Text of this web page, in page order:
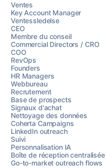
Ventes
Key Account Manager
Ventessledelse
CEO
Membre du conseil
Commercial Directors / CRO
COO
RevOps
Founders
HR Managers
Webbureau
Recrutement
Base de prospects
Signaux d'achat
Nettoyage des données
Coherta Campaigns
LinkedIn outreach
Suivi
Personnalisation IA
Boîte de réception centralisée
Go-to-market outreach flows